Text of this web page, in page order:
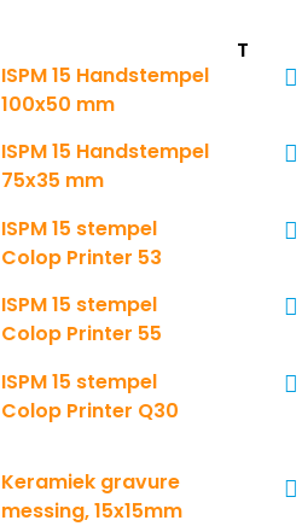
ISPM 15 Handstempel
100x50 mm
ISPM 15 Handstempel
75x35 mm
ISPM 15 stempel
Colop Printer 53
ISPM 15 stempel
Colop Printer 55
ISPM 15 stempel
Colop Printer Q30
Keramiek gravure
messing, 15x15mm
T